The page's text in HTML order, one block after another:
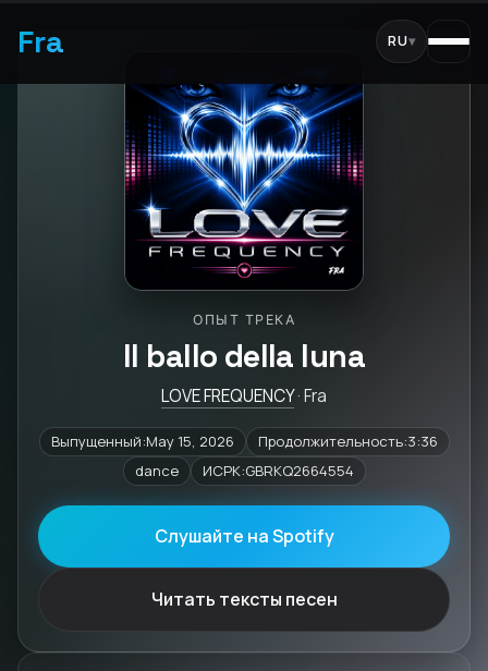
Fra RU▾
ОПЫТ ТРЕКА
Il ballo della luna
LOVE FREQUENCY· Fra
Выпущенный:May 15, 2026
Продолжительность:3:36
dance
ИСРК:GBRKQ2664554
Слушайте на Spotify
Читать тексты песен